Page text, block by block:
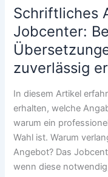
hatte
noch
Bankangelegenheiten
in
Frankreich
was
jetzt
zu
tun
ist
Schriftliches
Jobcenter:
zuverlässig
In diesem Artikel
erhalten, welche
warum ein
Wahl ist. Warum
Angebot? Das
wenn diese